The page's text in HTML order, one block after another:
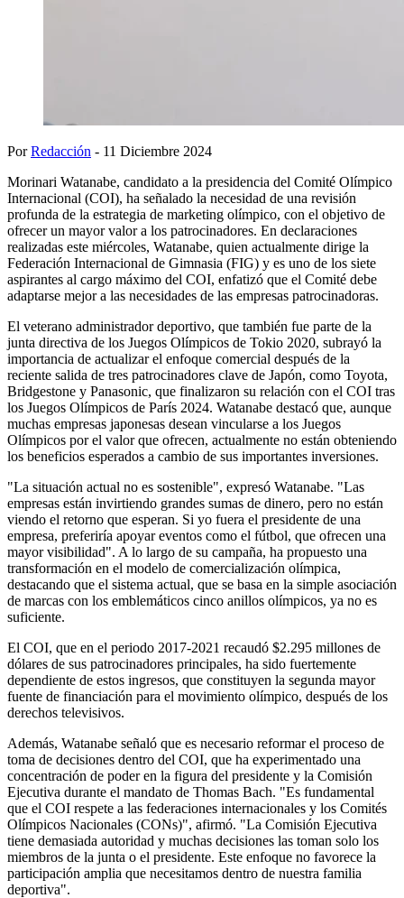
PorRedacción - 11 Diciembre 2024
Morinari Watanabe, candidato a la presidencia del Comité Olímpico
Internacional (COI), ha señalado la necesidad de una revisión
profunda de la estrategia de marketing olímpico, con el objetivo de
ofrecer un mayor valor a los patrocinadores. En declaraciones
realizadas este miércoles, Watanabe, quien actualmente dirige la
Federación Internacional de Gimnasia (FIG) y es uno de los siete
aspirantes al cargo máximo del COI, enfatizó que el Comité debe
adaptarse mejor a las necesidades de las empresas patrocinadoras.
El veterano administrador deportivo, que también fue parte de la
junta directiva de los Juegos Olímpicos de Tokio 2020, subrayó la
importancia de actualizar el enfoque comercial después de la
reciente salida de tres patrocinadores clave de Japón, como Toyota,
Bridgestone y Panasonic, que finalizaron su relación con el COI tras
los Juegos Olímpicos de París 2024. Watanabe destacó que, aunque
muchas empresas japonesas desean vincularse a los Juegos
Olímpicos por el valor que ofrecen, actualmente no están obteniendo
los beneficios esperados a cambio de sus importantes inversiones.
"La situación actual no es sostenible", expresó Watanabe. "Las
empresas están invirtiendo grandes sumas de dinero, pero no están
viendo el retorno que esperan. Si yo fuera el presidente de una
empresa, preferiría apoyar eventos como el fútbol, que ofrecen una
mayor visibilidad". A lo largo de su campaña, ha propuesto una
transformación en el modelo de comercialización olímpica,
destacando que el sistema actual, que se basa en la simple asociación
de marcas con los emblemáticos cinco anillos olímpicos, ya no es
suficiente.
El COI, que en el periodo 2017-2021 recaudó $2.295 millones de
dólares de sus patrocinadores principales, ha sido fuertemente
dependiente de estos ingresos, que constituyen la segunda mayor
fuente de financiación para el movimiento olímpico, después de los
derechos televisivos.
Además, Watanabe señaló que es necesario reformar el proceso de
toma de decisiones dentro del COI, que ha experimentado una
concentración de poder en la figura del presidente y la Comisión
Ejecutiva durante el mandato de Thomas Bach. "Es fundamental
que el COI respete a las federaciones internacionales y los Comités
Olímpicos Nacionales (CONs)", afirmó. "La Comisión Ejecutiva
tiene demasiada autoridad y muchas decisiones las toman solo los
miembros de la junta o el presidente. Este enfoque no favorece la
participación amplia que necesitamos dentro de nuestra familia
deportiva".